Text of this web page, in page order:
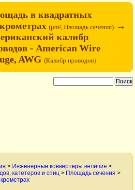
в квадратных
(μm², Площадь сечения) →
калибр
- American Wire
AWG (Калибр проводов)
> Инженерные конвертеры величин >
катетеров и спиц > Площадь сечения >